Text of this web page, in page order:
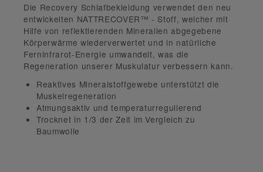
Die Recovery Schlafbekleidung verwendet den neu
entwickelten NATTRECOVER™ - Stoff, welcher mit
Hilfe von reflektierenden Mineralien abgegebene
Körperwärme wiederverwertet und in natürliche
Ferninfrarot-Energie umwandelt, was die
Regeneration unserer Muskulatur verbessern kann.
Reaktives Mineralstoffgewebe unterstützt die
Muskelregeneration
Atmungsaktiv undtemperaturregulierend
Trocknet in 1/3 der Zeit im Vergleich zu
Baumwolle